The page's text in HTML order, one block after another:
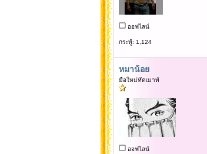
ออฟไลน์
กระทู้: 1,124
หมาน้อย
มือใหม่หัดเมาท์
ออฟไลน์